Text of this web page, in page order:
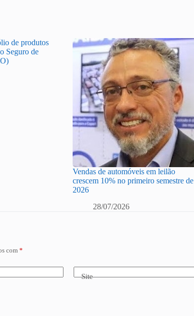
de produtos
Seguro de
Vendas de automóveis em leilão
crescem 10% no primeiro semestre de
2026
28/07/2026
com *
Site